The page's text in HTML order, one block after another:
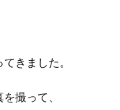
きました。
撮って、